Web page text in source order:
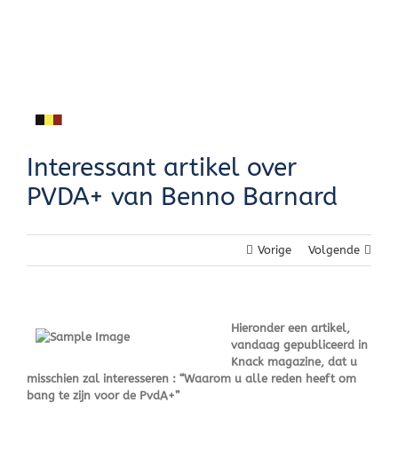
Interessant artikel over
PVDA+ van Benno Barnard
Vorige Volgende
Hieronder een artikel,
vandaag gepubliceerd in
Knack magazine, dat u
misschien zal interesseren : “Waarom u alle reden heeft om
bang te zijn voor de PvdA+”